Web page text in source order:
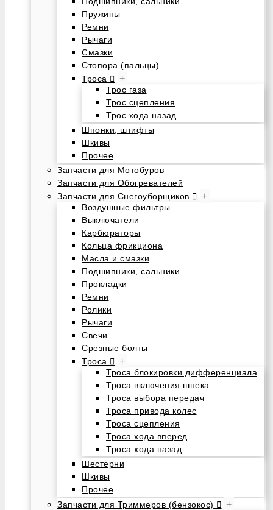
Пружины
Ремни
Рычаги
Смазки
Стопора (пальцы)
Троса
+
Трос газа
Трос сцепления
Трос хода назад
Шпонки, штифты
Шкивы
Прочее
Запчасти для Мотобуров
Запчасти для Обогревателей
Запчасти для Снегоуборщиков
+
Воздушные фильтры
Выключатели
Карбюраторы
Кольца фрикциона
Масла и смазки
Подшипники, сальники
Прокладки
Ремни
Ролики
Рычаги
Свечи
Срезные болты
Троса
+
Троса блокировки дифференциала
Троса включения шнека
Троса выбора передач
Троса привода колес
Троса сцепления
Троса хода вперед
Троса хода назад
Шестерни
Шкивы
Прочее
Запчасти для Триммеров (бензокос)
+